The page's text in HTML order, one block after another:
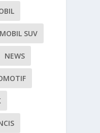
MOBIL SUV
NEWS